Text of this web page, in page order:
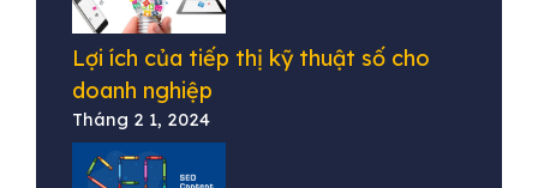
Lợi ích của tiếp thị kỹ thuật số cho
doanh nghiệp
Tháng 2 1, 2024